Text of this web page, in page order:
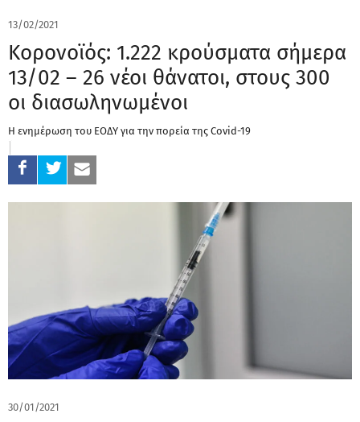
13/02/2021
Κορονοϊός: 1.222 κρούσματα σήμερα
13/02 – 26 νέοι θάνατοι, στους 300
οι διασωληνωμένοι
Η ενημέρωση του ΕΟΔΥ για την πορεία της Covid-19
30/01/2021